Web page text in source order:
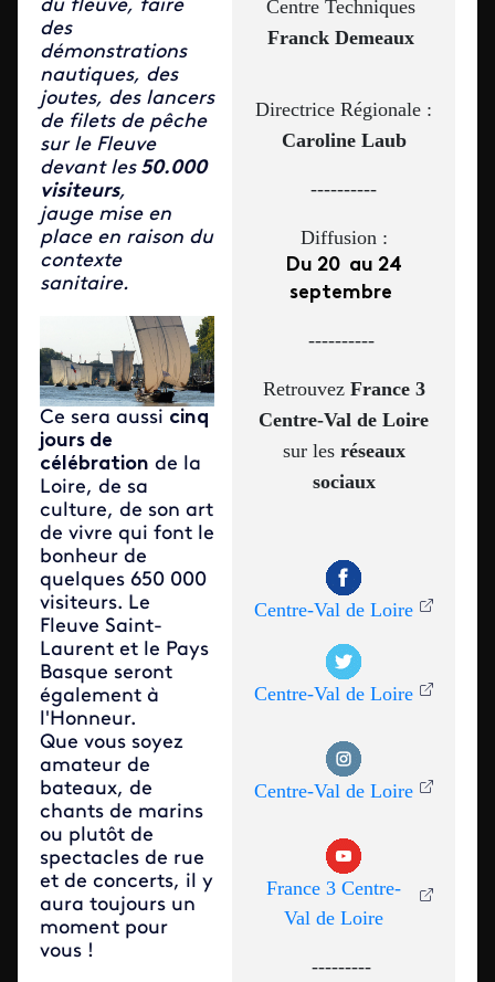
du fleuve, faire
des
démonstrations
nautiques, des
joutes, des lancers
de filets de pêche
sur le Fleuve
devant les50.000
visiteurs,
jauge mise en
place en raison du
contexte
sanitaire.
Ce sera aussi cinq
jours de
célébration de la
Loire, de sa
culture, de son art
de vivre qui font le
bonheur de
quelques 650 000
visiteurs. Le
Fleuve Saint-
Laurent et le Pays
Basque seront
également à
l'Honneur.
Que vous soyez
amateur de
bateaux, de
chants de marins
ou plutôt de
spectacles de rue
et de concerts, il y
aura toujours un
moment pour
vous !
Centre Techniques
Franck Demeaux
Directrice Régionale :
Caroline Laub
----------
Diffusion :
Du 20 au 24
septembre
----------
Retrouvez France 3
Centre-Val de Loire
sur les réseaux
sociaux
Centre-Val de Loire
Centre-Val de Loire
Centre-Val de Loire
France 3 Centre-
Val de Loire
---------